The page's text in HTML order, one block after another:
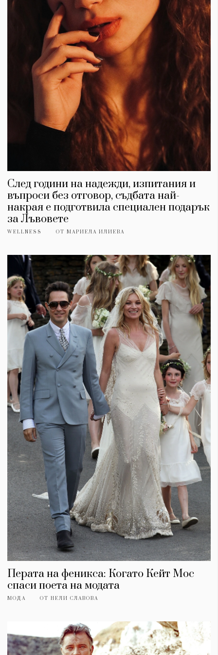
След години на надежди, изпитания и
въпроси без отговор, съдбата най-
накрая е подготвила специален подарък
за Лъвовете
WELLNESS ОТ МАРИЕЛА ИЛИЕВА
Перата на феникса: Когато Кейт Мос
спаси поета на модата
МОДА ОТ НЕЛИ СЛАВОВА